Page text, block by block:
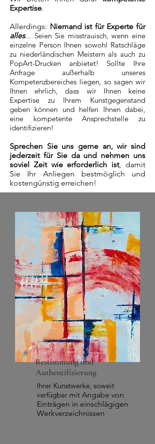
Expertise.
Allerdings: Niemand ist für Experte für
alles... Seien Sie misstrauisch, wenn eine
einzelne Person Ihnen sowohl Ratschläge
zu niederländischen Meistern als auch zu
PopArt-Drucken anbietet! Sollte Ihre
Anfrage außerhalb unseres
Kompetenzbereiches liegen, so sagen wir
Ihnen ehrlich, dass wir Ihnen keine
Expertise zu Ihrem Kunstgegenstand
geben können und helfen Ihnen dabei,
eine kompetente Ansprechstelle zu
identifizieren!
Sprechen Sie uns gerne an, wir sind
jederzeit für Sie da und nehmen uns
soviel Zeit wie erforderlich ist, damit
Sie Ihr Anliegen bestmöglich und
kostengünstig erreichen!
Bestimmung und
Authentifizierung
Ihrer Kunstwerke, soweit
verfügbar mit Angabe von
Einträgen in einschlägigen
Werkverzeichnissen